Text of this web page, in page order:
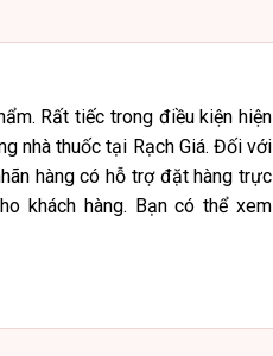
Rất tiếc trong điều kiện hiện
nhà thuốc tại Rạch Giá. Đối với
hàng có hỗ trợ đặt hàng trực
khách hàng. Bạn có thể xem